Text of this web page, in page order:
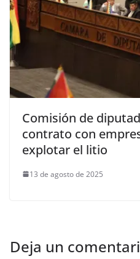
Comisión de
contrato con
explotar el litio
13 de agosto de 2025
Deja un